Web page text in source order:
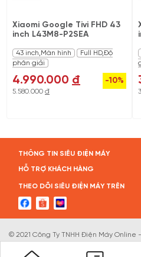
Xiaomi Google Tivi FHD 43
inch L43M8-P2SEA
43 inch,Màn hình
Full HD,Độ
phân giải
4.990.000 đ -10%
5.580.000 đ
THÔNG TIN SIÊU ĐIỆN MÁY
HỖ TRỢ KHÁCH HÀNG
THEO DÕI SIÊU ĐIỆN MÁY TRÊN
© 2021 Công Ty TNHH Điện Máy
Lam Sơn - Lê Chân - TP.Hải Phòng .
Tp.Hải phòng cấp ngày 26/11/2020.